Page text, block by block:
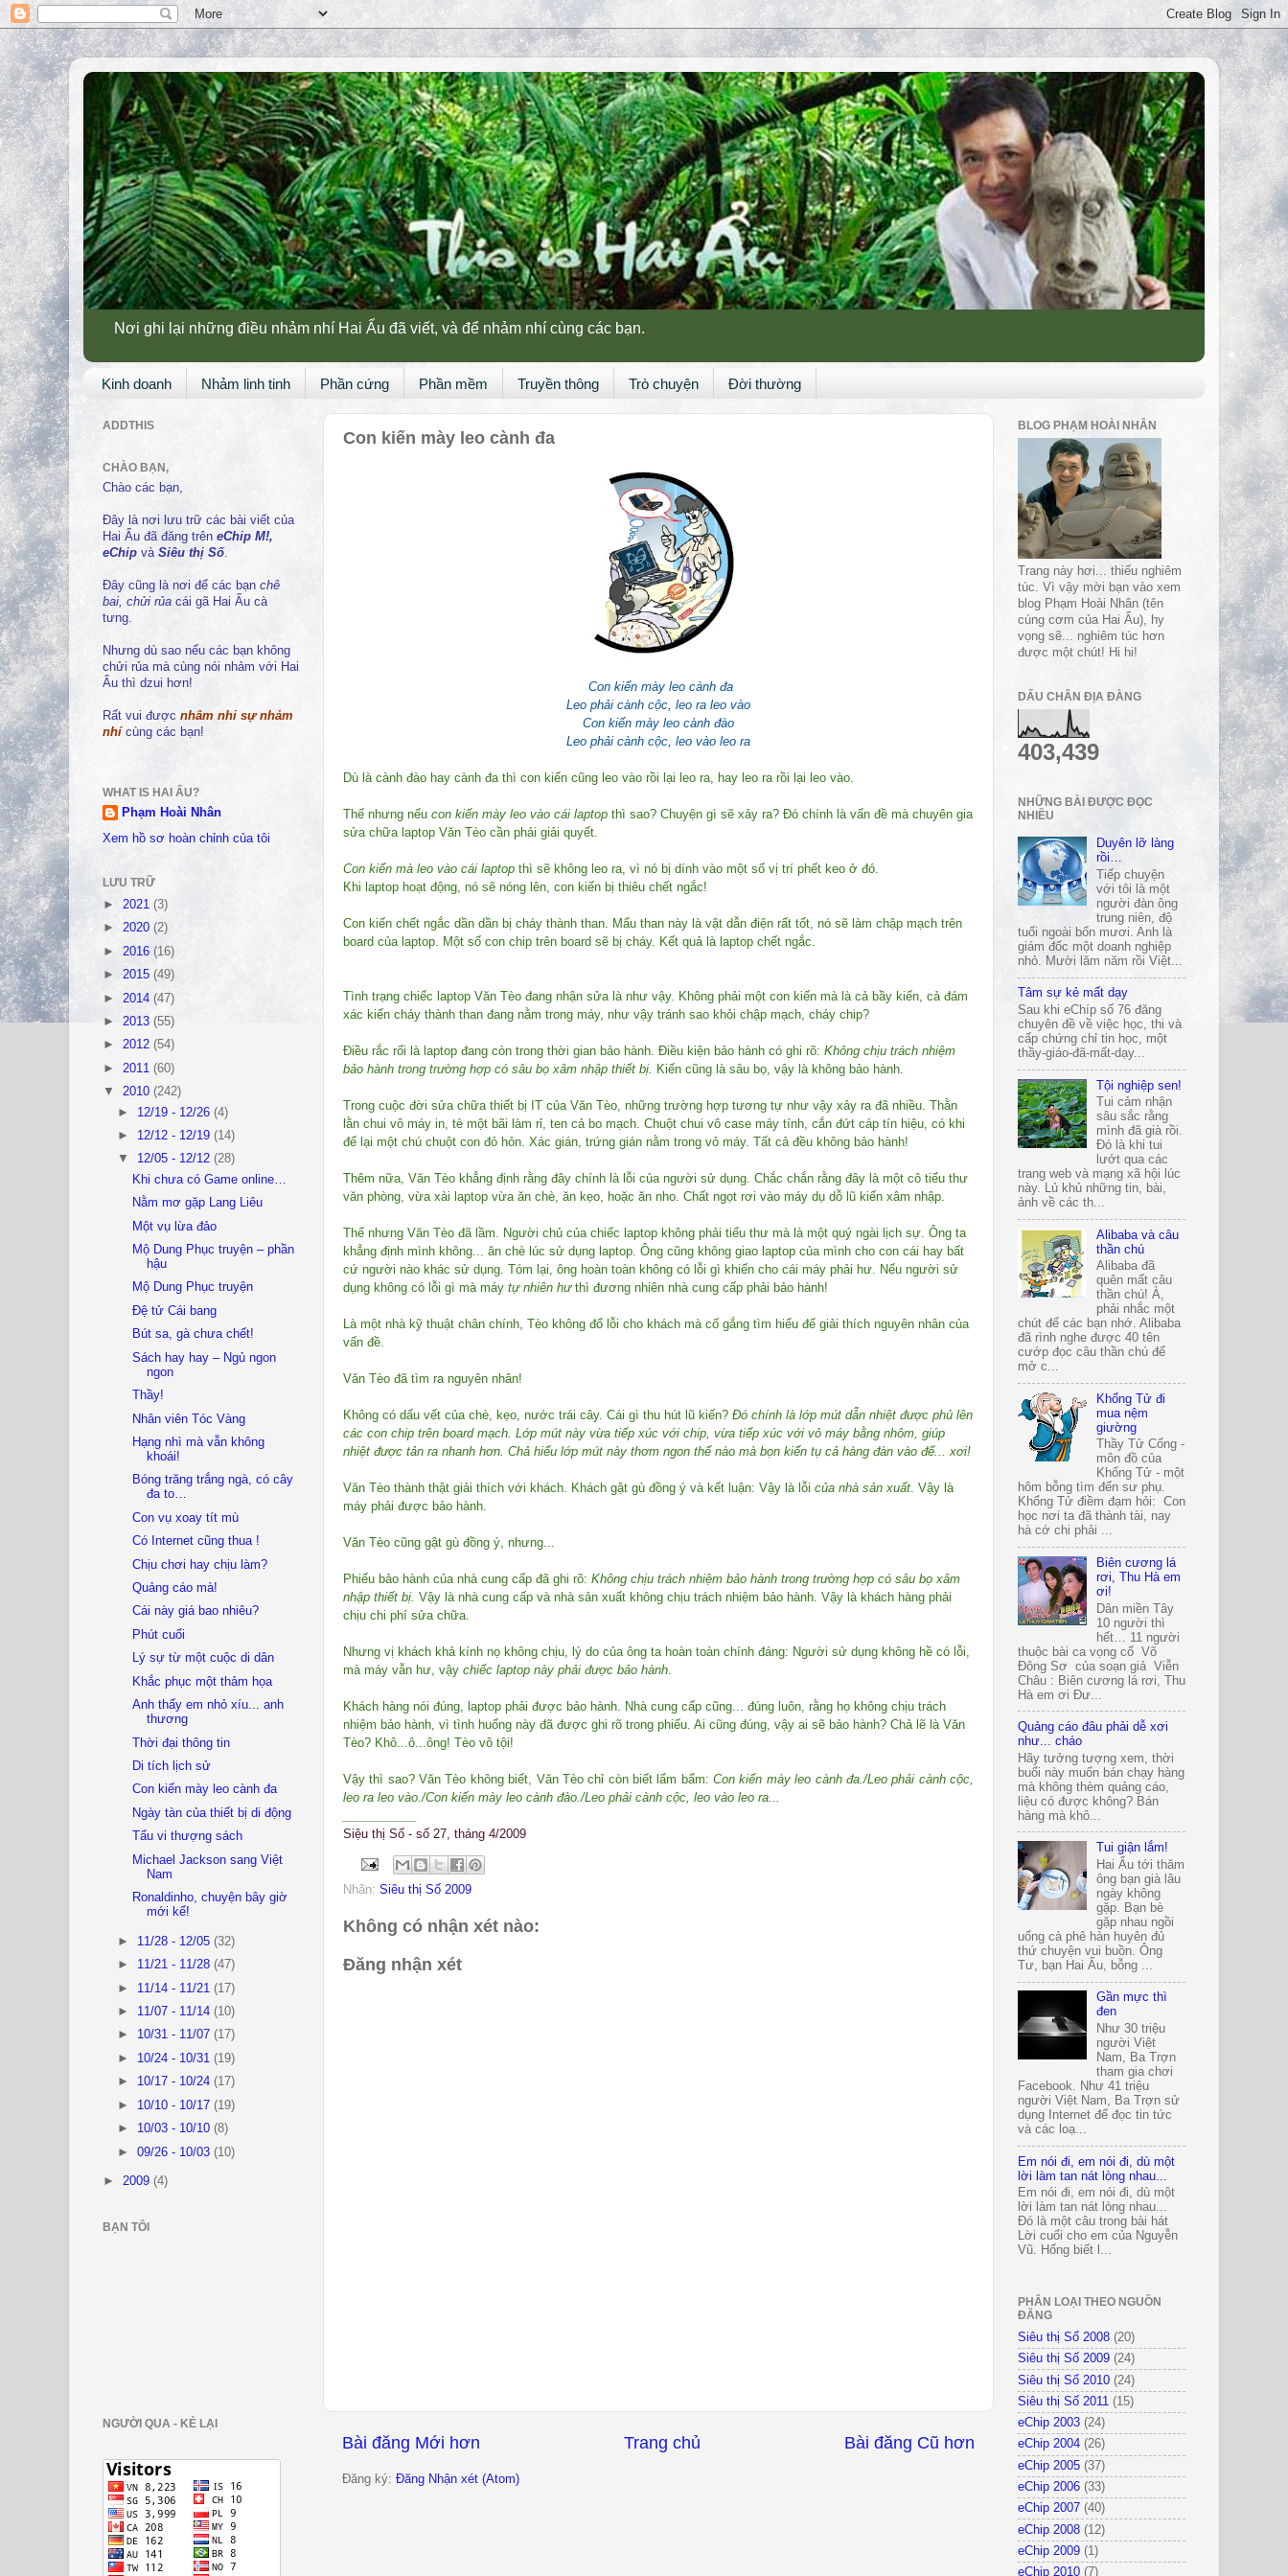
Nơi ghi lại những điều nhảm nhí Hai Ẩu đã viết, và để nhảm nhí cùng các bạn.
Kinh doanh Nhảm linh tinh Phần cứng Phần mềm Truyền thông Trò chuyện Đời thường
Con kiến mày leo cành đa
Con kiến mày leo cành đa
Leo phải cành cộc, leo ra leo vào
Con kiến mày leo cành đào
Leo phải cành cộc, leo vào leo ra
Dù là cành đào hay cành đa thì con kiến cũng leo vào rồi lại leo ra, hay leo ra rồi lại leo vào.
Thế nhưng nếu con kiến mày leo vào cái laptop thì sao? Chuyện gì sẽ xảy ra? Đó chính là vấn đề mà chuyên gia
sửa chữa laptop Văn Tèo cần phải giải quyết.
Con kiến mà leo vào cái laptop thì sẽ không leo ra, vì nó bị dính vào một số vị trí phết keo ở đó.
Khi laptop hoạt động, nó sẽ nóng lên, con kiến bị thiêu chết ngắc!
Con kiến chết ngắc dần dần bị cháy thành than. Mẩu than này là vật dẫn điện rất tốt, nó sẽ làm chập mạch trên
board của laptop. Một số con chip trên board sẽ bị cháy. Kết quả là laptop chết ngắc.
Tình trạng chiếc laptop Văn Tèo đang nhận sửa là như vậy. Không phải một con kiến mà là cả bầy kiến, cả đám
xác kiến cháy thành than đang nằm trong máy, như vậy tránh sao khỏi chập mạch, cháy chip?
Điều rắc rối là laptop đang còn trong thời gian bảo hành. Điều kiện bảo hành có ghi rõ: Không chịu trách nhiệm
bảo hành trong trường hợp có sâu bọ xâm nhập thiết bị. Kiến cũng là sâu bọ, vậy là không bảo hành.
Trong cuộc đời sửa chữa thiết bị IT của Văn Tèo, những trường hợp tương tự như vậy xảy ra đã nhiều. Thằn
lằn chui vô máy in, tè một bãi làm rỉ, ten cả bo mạch. Chuột chui vô case máy tính, cắn đứt cáp tín hiệu, có khi
để lại một chú chuột con đỏ hỏn. Xác gián, trứng gián nằm trong vỏ máy. Tất cả đều không bảo hành!
Thêm nữa, Văn Tèo khẳng định rằng đây chính là lỗi của người sử dụng. Chắc chắn rằng đây là một cô tiểu thư
văn phòng, vừa xài laptop vừa ăn chè, ăn kẹo, hoặc ăn nho. Chất ngọt rơi vào máy dụ dỗ lũ kiến xâm nhập.
Thế nhưng Văn Tèo đã lầm. Người chủ của chiếc laptop không phải tiểu thư mà là một quý ngài lịch sự. Ông ta
khẳng định mình không... ăn chè lúc sử dụng laptop. Ông cũng không giao laptop của mình cho con cái hay bất
cứ người nào khác sử dụng. Tóm lại, ông hoàn toàn không có lỗi gì khiến cho cái máy phải hư. Nếu người sử
dụng không có lỗi gì mà máy tự nhiên hưthì đương nhiên nhà cung cấp phải bảo hành!
Là một nhà kỹ thuật chân chính, Tèo không đổ lỗi cho khách mà cố gắng tìm hiểu để giải thích nguyên nhân của
vấn đề.
Văn Tèo đã tìm ra nguyên nhân!
Không có dấu vết của chè, kẹo, nước trái cây. Cái gì thu hút lũ kiến? Đó chính là lớp mút dẫn nhiệt được phủ lên
các con chip trên board mạch. Lớp mút này vừa tiếp xúc với chip, vừa tiếp xúc với vỏ máy bằng nhôm, giúp
nhiệt được tản ra nhanh hơn. Chả hiểu lớp mút này thơm ngon thế nào mà bọn kiến tụ cả hàng đàn vào để... xơi!
Văn Tèo thành thật giải thích với khách. Khách gật gù đồng ý và kết luận: Vậy là lỗi của nhà sản xuất. Vậy là
máy phải được bảo hành.
Văn Tèo cũng gật gù đồng ý, nhưng...
Phiếu bảo hành của nhà cung cấp đã ghi rõ: Không chịu trách nhiệm bảo hành trong trường hợp có sâu bọ xâm
nhập thiết bị. Vậy là nhà cung cấp và nhà sản xuất không chịu trách nhiệm bảo hành. Vậy là khách hàng phải
chịu chi phí sửa chữa.
Nhưng vị khách khả kính nọ không chịu, lý do của ông ta hoàn toàn chính đáng: Người sử dụng không hề có lỗi,
mà máy vẫn hư, vậy chiếc laptop này phải được bảo hành.
Khách hàng nói đúng, laptop phải được bảo hành. Nhà cung cấp cũng... đúng luôn, rằng họ không chịu trách
nhiệm bảo hành, vì tình huống này đã được ghi rõ trong phiếu. Ai cũng đúng, vậy ai sẽ bảo hành? Chả lẽ là Văn
Tèo? Khô...ô...ông! Tèo vô tội!
Vậy thì sao? Văn Tèo không biết, Văn Tèo chỉ còn biết lẩm bẩm:Con kiến mày leo cành đa./Leo phải cành cộc,
leo ra leo vào./Con kiến mày leo cành đào./Leo phải cành cộc, leo vào leo ra...
Siệu thị Số - số 27, tháng 4/2009
Nhãn: Siêu thị Số 2009
Không có nhận xét nào:
Đăng nhận xét
Bài đăng Mới hơn Bài đăng Cũ hơn
Trang chủ
Đăng ký: Đăng Nhận xét (Atom)
ADDTHIS
CHÀO BẠN,
Chào các bạn,
Đây là nơi lưu trữ các bài viết của
Hai Ẩu đã đăng trên eChip M!,
eChip và Siêu thị Số.
Đây cũng là nơi để các bạn chê
bai, chửi rủa cái gã Hai Ẩu cà
tưng.
Nhưng dù sao nếu các bạn không
chửi rủa mà cùng nói nhảm với Hai
Ẩu thì dzui hơn!
Rất vui được nhâm nhi sự nhảm
nhí cùng các bạn!
WHAT IS HAI ẨU?
Phạm Hoài Nhân
Xem hồ sơ hoàn chỉnh của tôi
LƯU TRỮ
► 2021 (3)
► 2020 (2)
► 2016 (16)
► 2015 (49)
► 2014 (47)
► 2013 (55)
► 2012 (54)
► 2011 (60)
▼ 2010 (242)
► 12/19 - 12/26(4)
► 12/12 - 12/19(14)
▼ 12/05 - 12/12(28)
Khi chưa có Game online…
Nằm mơ gặp Lang Liêu
Một vụ lừa đảo
Mộ Dung Phục truyện – phần
hậu
Mộ Dung Phục truyện
Đệ tử Cái bang
Bút sa, gà chưa chết!
Sách hay hay – Ngủ ngon
ngon
Thầy!
Nhân viên Tóc Vàng
Hạng nhì mà vẫn không
khoái!
Bóng trăng trắng ngà, có cây
đa to…
Con vụ xoay tít mù
Có Internet cũng thua !
Chịu chơi hay chịu làm?
Quảng cáo mà!
Cái này giá bao nhiêu?
Phút cuối
Lý sự từ một cuộc di dân
Khắc phục một thảm họa
Anh thấy em nhỏ xíu... anh
thương
Thời đại thông tin
Di tích lịch sử
Con kiến mày leo cành đa
Ngày tàn của thiết bị di động
Tẩu vi thượng sách
Michael Jackson sang Việt
Nam
Ronaldinho, chuyện bây giờ
mới kể!
► 11/28 - 12/05(32)
► 11/21 - 11/28(47)
► 11/14 - 11/21(17)
► 11/07 - 11/14(10)
► 10/31 - 11/07(17)
► 10/24 - 10/31(19)
► 10/17 - 10/24(17)
► 10/10 - 10/17(19)
► 10/03 - 10/10(8)
►09/26 - 10/03(10)
► 2009 (4)
BẠN TÔI
NGƯỜI QUA - KẺ LẠI
BLOG PHẠM HOÀI NHÂN
Trang này hơi... thiếu nghiêm
túc. Vì vậy mời bạn vào xem
blog Phạm Hoài Nhân (tên
cúng cơm của Hai Ẩu), hy
vọng sẽ... nghiêm túc hơn
được một chút! Hi hi!
DẤU CHÂN ĐỊA ĐÀNG
403,439
NHỮNG BÀI ĐƯỢC ĐỌC
NHIỀU
Duyên lỡ làng
rồi…
Tiếp chuyện
với tôi là một
người đàn ông
trung niên, độ
tuổi ngoài bốn mươi. Anh là
giám đốc một doanh nghiệp
nhỏ. Mười lăm năm rồi Việt...
Tâm sự kẻ mất dạy
Sau khi eChíp số 76 đăng
chuyên đề về việc học, thi và
cấp chứng chỉ tin học, một
thầy-giáo-đã-mất-dạy...
Tội nghiệp sen!
Tui cảm nhận
sâu sắc rằng
mình đã già rồi.
Đó là khi tui
lướt qua các
trang web và mạng xã hội lúc
này. Lủ khủ những tin, bài,
ảnh về các th...
Alibaba và câu
thần chú
Alibaba đã
quên mất câu
thần chú! À,
phải nhắc một
chút để các bạn nhớ. Alibaba
đã rình nghe được 40 tên
cướp đọc câu thần chú để
mở c...
Khổng Tử đi
mua nệm
giường
Thầy Tử Cống -
môn đồ của
Khổng Tử - một
hôm bỗng tìm đến sư phụ.
Khổng Tử điềm đạm hỏi: Con
học nơi ta đã thành tài, nay
hà cớ chi phải ...
Biên cương lá
rơi, Thu Hà em
ơi!
Dân miền Tây
10 người thì
hết… 11 người
thuộc bài ca vọng cổ Võ
Đông Sơ của soạn giả Viễn
Châu : Biên cương lá rơi, Thu
Hà em ơi Đư...
Quảng cáo đâu phải dễ xơi
như... cháo
Hãy tưởng tượng xem, thời
buổi này muốn bán chạy hàng
mà không thèm quảng cáo,
liệu có được không? Bán
hàng mà khô...
Tui giận lắm!
Hai Ẩu tới thăm
ông bạn già lâu
ngày không
gặp. Bạn bè
gặp nhau ngồi
uống cà phê hàn huyên đủ
thứ chuyện vui buồn. Ông
Tư, bạn Hai Ẩu, bỗng ...
Gần mực thì
đen
Như 30 triệu
người Việt
Nam, Ba Trợn
tham gia chơi
Facebook. Như 41 triệu
người Việt Nam, Ba Trợn sử
dụng Internet để đọc tin tức
và các loạ...
Em nói đi, em nói đi, dù một
lời làm tan nát lòng nhau...
Em nói đi, em nói đi, dù một
lời làm tan nát lòng nhau...
Đó là một câu trong bài hát
Lời cuối cho em của Nguyễn
Vũ. Hổng biết l...
PHÂN LOẠI THEO NGUỒN
ĐĂNG
Siêu thị Số 2008 (20)
Siêu thị Số 2009 (24)
Siêu thị Số 2010 (24)
Siêu thị Số 2011 (15)
eChip 2003 (24)
eChip 2004 (26)
eChip 2005 (37)
eChip 2006 (33)
eChip 2007 (40)
eChip 2008 (12)
eChip 2009 (1)
eChip 2010 (7)